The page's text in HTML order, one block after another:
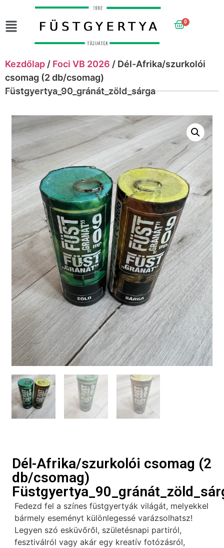
0
Kezdőlap / Foci VB 2026 / Dél-Afrika/szurkolói
csomag (2 db/csomag)
Füstgyertya_90_gránát_zöld_sárga
Dél-Afrika/szurkolói csomag (2
db/csomag)
Fedezd fel a színes füstgyertyák világát, melyekkel
bármely eseményt különlegessé varázsolhatsz!
Legyen szó esküvőről, születésnapi partiról,
fesztiválról vagy akár egy kreatív fotózásról,